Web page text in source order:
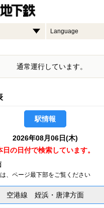
Language
通常運行しています。
駅情報
2026年08月06日(木)
日の日付で検索しています。
、ページ最下部をご覧ください
空港線 姪浜・唐津方面